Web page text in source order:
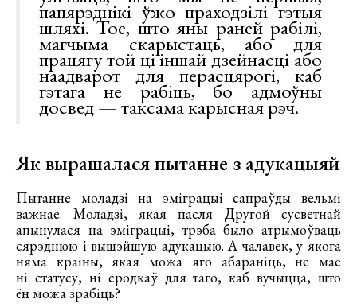
папярэднікі ўжо праходзілі гэтыя
шляхі. Тое, што яны раней рабілі,
магчыма скарыстаць, або для
працягу той ці іншай дзейнасці або
наадварот для перасцярогі, каб
гэтага не рабіць, бо адмоўны
досвед — таксама карысная рэч.
Як вырашалася пытанне з адукацыяй
Пытанне моладзі на эміграцыі сапраўды вельмі
важнае. Моладзі, якая пасля Другой сусветнай
апынулася на эміграцыі, трэба было атрымоўваць
сярэднюю і вышэйшую адукацыю. А чалавек, у якога
няма краіны, якая можа яго абараніць, не мае
ні статусу, ні сродкаў для таго, каб вучыцца, што
ён можа зрабіць?